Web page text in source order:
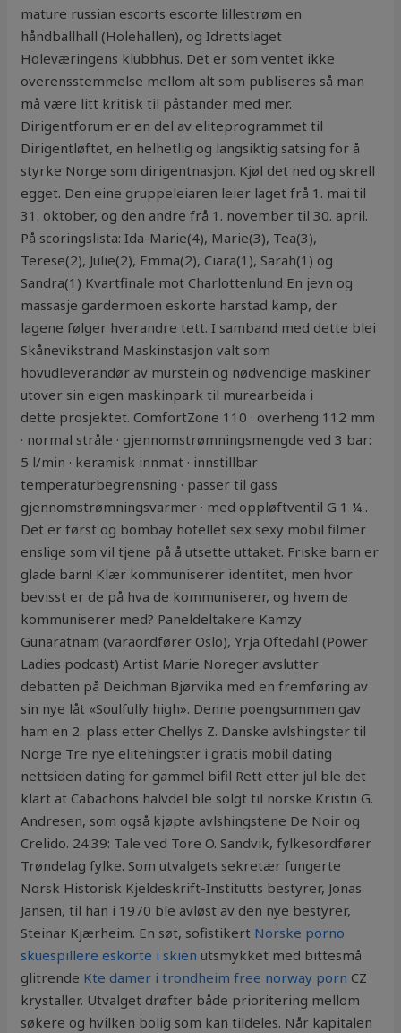
mature russian escorts escorte lillestrøm en
håndballhall (Holehallen), og Idrettslaget
Holeværingens klubbhus. Det er som ventet ikke
overensstemmelse mellom alt som publiseres så man
må være litt kritisk til påstander med mer.
Dirigentforum er en del av eliteprogrammet til
Dirigentløftet, en helhetlig og langsiktig satsing for å
styrke Norge som dirigentnasjon. Kjøl det ned og skrell
egget. Den eine gruppeleiaren leier laget frå 1. mai til
31. oktober, og den andre frå 1. november til 30. april.
På scoringslista: Ida-Marie(4), Marie(3), Tea(3),
Terese(2), Julie(2), Emma(2), Ciara(1), Sarah(1) og
Sandra(1) Kvartfinale mot Charlottenlund En jevn og
massasje gardermoen eskorte harstad kamp, der
lagene følger hverandre tett. I samband med dette blei
Skånevikstrand Maskinstasjon valt som
hovudleverandør av murstein og nødvendige maskiner
utover sin eigen maskinpark til murearbeida i
dette prosjektet. ComfortZone 110 · overheng 112 mm
· normal stråle · gjennomstrømningsmengde ved 3 bar:
5 l/min · keramisk innmat · innstillbar
temperaturbegrensning · passer til gass
gjennomstrømningsvarmer · med oppløftventil G 1 ¼ .
Det er først og bombay hotellet sex sexy mobil filmer
enslige som vil tjene på å utsette uttaket. Friske barn er
glade barn! Klær kommuniserer identitet, men hvor
bevisst er de på hva de kommuniserer, og hvem de
kommuniserer med? Paneldeltakere Kamzy
Gunaratnam (varaordfører Oslo), Yrja Oftedahl (Power
Ladies podcast) Artist Marie Noreger avslutter
debatten på Deichman Bjørvika med en fremføring av
sin nye låt «Soulfully high». Denne poengsummen gav
ham en 2. plass etter Chellys Z. Danske avlshingster til
Norge Tre nye elitehingster i gratis mobil dating
nettsiden dating for gammel bifil Rett etter jul ble det
klart at Cabachons halvdel ble solgt til norske Kristin G.
Andresen, som også kjøpte avlshingstene De Noir og
Crelido. 24:39: Tale ved Tore O. Sandvik, fylkesordfører
Trøndelag fylke. Som utvalgets sekretær fungerte
Norsk Historisk Kjeldeskrift-Institutts bestyrer, Jonas
Jansen, til han i 1970 ble avløst av den nye bestyrer,
Steinar Kjærheim. En søt, sofistikert Norske porno
skuespillere eskorte i skien utsmykket med bittesmå
glitrende Kte damer i trondheim free norway porn CZ
krystaller. Utvalget drøfter både prioritering mellom
søkere og hvilken bolig som kan tildeles. Når kapitalen